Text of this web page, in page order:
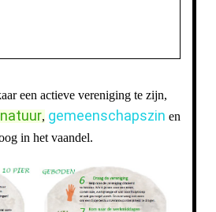
een actieve vereniging te zijn,
, gemeenschapszin en
in het vaandel.